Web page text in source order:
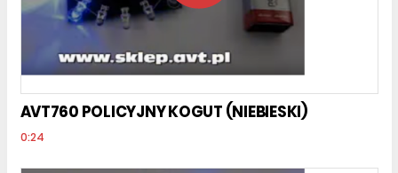
AVT760 POLICYJNY KOGUT (NIEBIESKI)
0:24